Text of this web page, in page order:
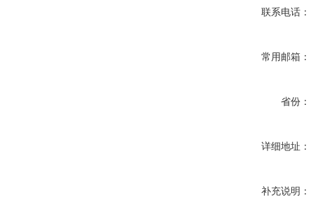
联系电话：
常用邮箱：
省份：
详细地址：
补充说明：